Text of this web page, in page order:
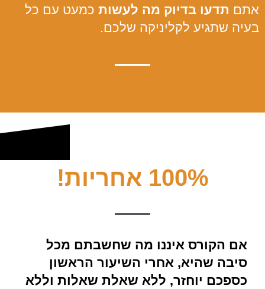
אתם תדעו בדיוק מה לעשות כמעט עם כל
בעיה שתגיע לקליניקה שלכם.
100% אחריות!
אם הקורס איננו מה שחשבתם מכל
סיבה שהיא, אחרי השיעור הראשון
כספכם יוחזר, ללא שאלת שאלות וללא